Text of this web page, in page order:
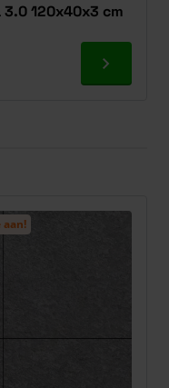
3.0 120x40x3 cm
Ga naar
aan!